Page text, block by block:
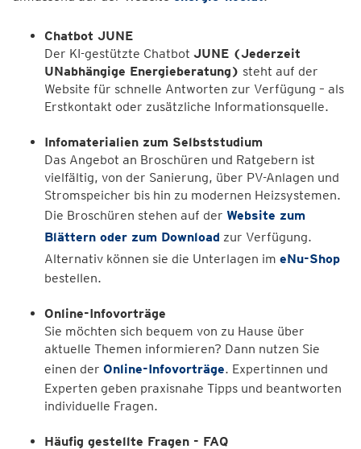
Chatbot JUNE
Der KI-gestützte Chatbot JUNE (Jederzeit
UNabhängige Energieberatung) steht auf der
Website für schnelle Antworten zur Verfügung – als
Erstkontakt oder zusätzliche Informationsquelle.
Infomaterialien zum Selbststudium
Das Angebot an Broschüren und Ratgebern ist
vielfältig, von der Sanierung, über PV-Anlagen und
Stromspeicher bis hin zu modernen Heizsystemen.
Die Broschüren stehen auf der Website zum
Blättern oder zum Download zur Verfügung.
Alternativ können sie die Unterlagen im eNu-Shop
bestellen.
Online-Infovorträge
Sie möchten sich bequem von zu Hause über
aktuelle Themen informieren? Dann nutzen Sie
einen der Online-Infovorträge. Expertinnen und
Experten geben praxisnahe Tipps und beantworten
individuelle Fragen.
Häufig gestellte Fragen - FAQ